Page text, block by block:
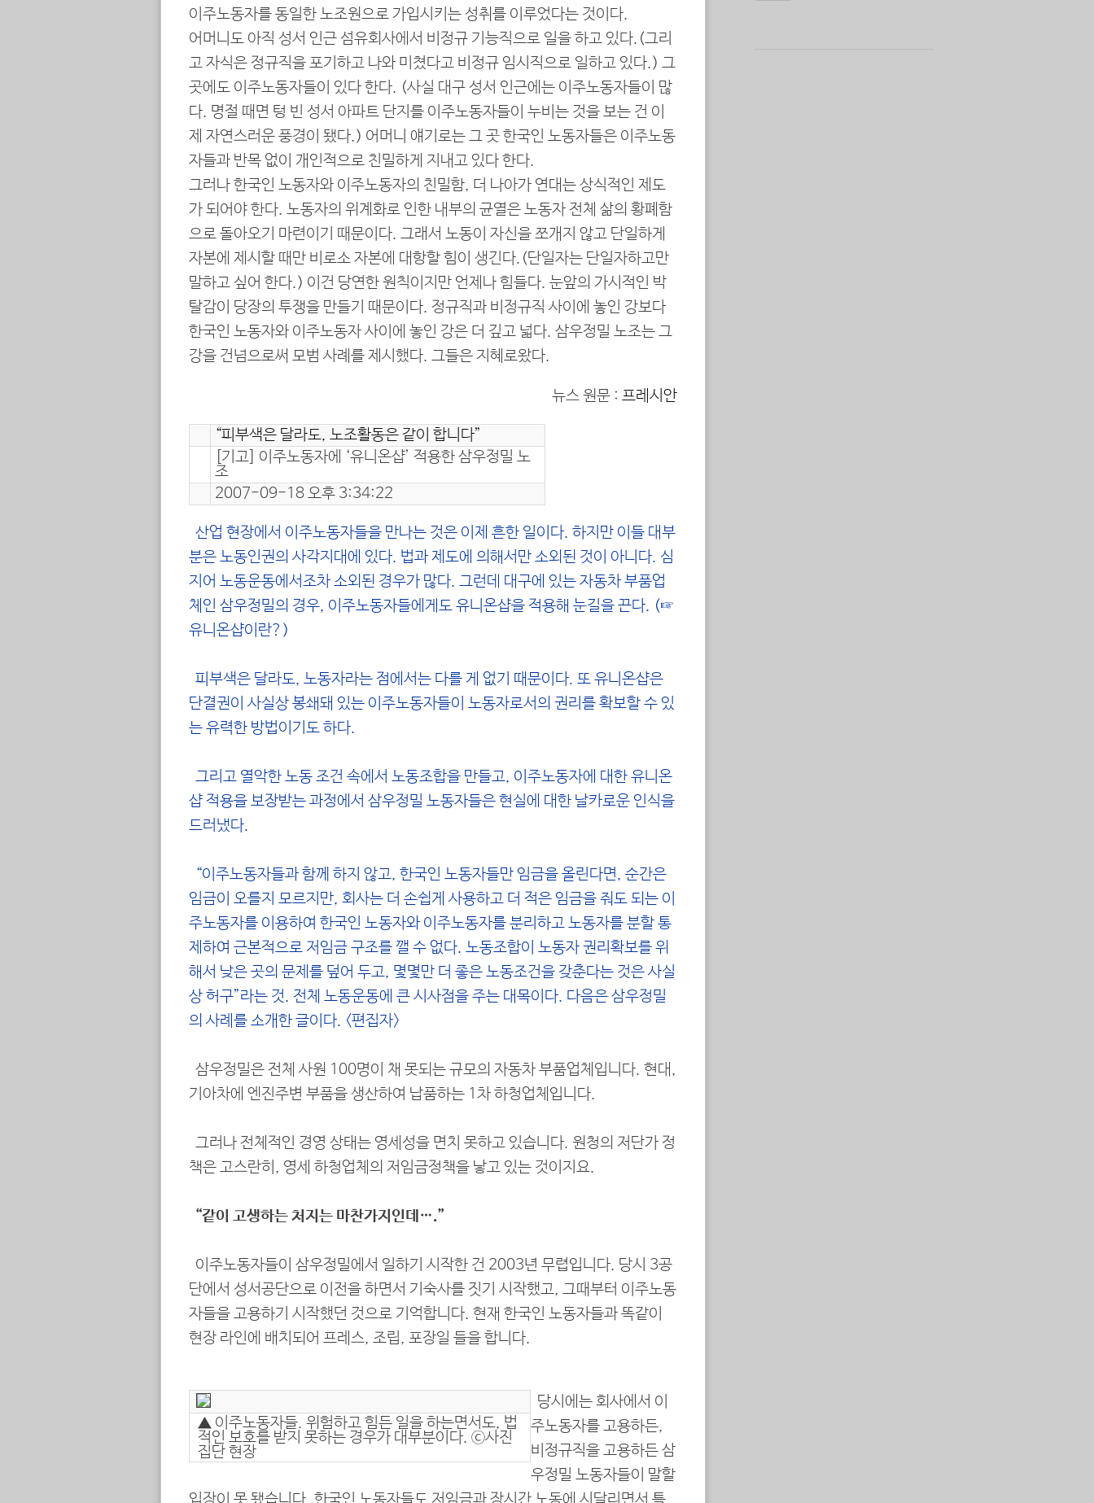
이주노동자를 동일한 노조원으로 가입시키는 성취를 이루었다는 것이다.
어머니도 아직 성서 인근 섬유회사에서 비정규 기능직으로 일을 하고 있다.(그리
고 자식은 정규직을 포기하고 나와 미쳤다고 비정규 임시직으로 일하고 있다.) 그
곳에도 이주노동자들이 있다 한다. (사실 대구 성서 인근에는 이주노동자들이 많
다. 명절 때면 텅 빈 성서 아파트 단지를 이주노동자들이 누비는 것을 보는 건 이
제 자연스러운 풍경이 됐다.) 어머니 얘기로는 그 곳 한국인 노동자들은 이주노동
자들과 반목 없이 개인적으로 친밀하게 지내고 있다 한다.
그러나 한국인 노동자와 이주노동자의 친밀함, 더 나아가 연대는 상식적인 제도
가 되어야 한다. 노동자의 위계화로 인한 내부의 균열은 노동자 전체 삶의 황폐함
으로 돌아오기 마련이기 때문이다. 그래서 노동이 자신을 쪼개지 않고 단일하게
자본에 제시할 때만 비로소 자본에 대항할 힘이 생긴다.(단일자는 단일자하고만
말하고 싶어 한다.) 이건 당연한 원칙이지만 언제나 힘들다. 눈앞의 가시적인 박
탈감이 당장의 투쟁을 만들기 때문이다. 정규직과 비정규직 사이에 놓인 강보다
한국인 노동자와 이주노동자 사이에 놓인 강은 더 깊고 넓다. 삼우정밀 노조는 그
강을 건넘으로써 모범 사례를 제시했다. 그들은 지혜로왔다.
뉴스 원문 : 프레시안
“피부색은 달라도, 노조활동은 같이 합니다”
[기고] 이주노동자에 ‘유니온샵’ 적용한 삼우정밀 노
조
2007-09-18 오후 3:34:22
산업 현장에서 이주노동자들을 만나는 것은 이제 흔한 일이다. 하지만 이들 대부
분은 노동인권의 사각지대에 있다. 법과 제도에 의해서만 소외된 것이 아니다. 심
지어 노동운동에서조차 소외된 경우가 많다. 그런데 대구에 있는 자동차 부품업
체인 삼우정밀의 경우, 이주노동자들에게도 유니온샵을 적용해 눈길을 끈다. (☞
유니온샵이란? )
피부색은 달라도, 노동자라는 점에서는 다를 게 없기 때문이다. 또 유니온샵은
단결권이 사실상 봉쇄돼 있는 이주노동자들이 노동자로서의 권리를 확보할 수 있
는 유력한 방법이기도 하다.
그리고 열악한 노동 조건 속에서 노동조합을 만들고, 이주노동자에 대한 유니온
샵 적용을 보장받는 과정에서 삼우정밀 노동자들은 현실에 대한 날카로운 인식을
드러냈다.
“이주노동자들과 함께 하지 않고, 한국인 노동자들만 임금을 올린다면, 순간은
임금이 오를지 모르지만, 회사는 더 손쉽게 사용하고 더 적은 임금을 줘도 되는 이
주노동자를 이용하여 한국인 노동자와 이주노동자를 분리하고 노동자를 분할 통
제하여 근본적으로 저임금 구조를 깰 수 없다. 노동조합이 노동자 권리확보를 위
해서 낮은 곳의 문제를 덮어 두고, 몇몇만 더 좋은 노동조건을 갖춘다는 것은 사실
상 허구”라는 것. 전체 노동운동에 큰 시사점을 주는 대목이다. 다음은 삼우정밀
의 사례를 소개한 글이다. <편집자>
삼우정밀은 전체 사원 100명이 채 못되는 규모의 자동차 부품업체입니다. 현대,
기아차에 엔진주변 부품을 생산하여 납품하는 1차 하청업체입니다.
그러나 전체적인 경영 상태는 영세성을 면치 못하고 있습니다. 원청의 저단가 정
책은 고스란히, 영세 하청업체의 저임금정책을 낳고 있는 것이지요.
“같이 고생하는 처지는 마찬가지인데….”
이주노동자들이 삼우정밀에서 일하기 시작한 건 2003년 무렵입니다. 당시 3공
단에서 성서공단으로 이전을 하면서 기숙사를 짓기 시작했고, 그때부터 이주노동
자들을 고용하기 시작했던 것으로 기억합니다. 현재 한국인 노동자들과 똑같이
현장 라인에 배치되어 프레스, 조립, 포장일 들을 합니다.
▲ 이주노동자들. 위험하고 힘든 일을 하는면서도, 법
적인 보호를 받지 못하는 경우가 대부분이다. ⓒ사진
집단 현장
당시에는 회사에서 이
주노동자를 고용하든,
비정규직을 고용하든 삼
우정밀 노동자들이 말할